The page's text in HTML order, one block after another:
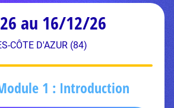
au 16/12/26
CÔTE D'AZUR (84)
1 : Introduction